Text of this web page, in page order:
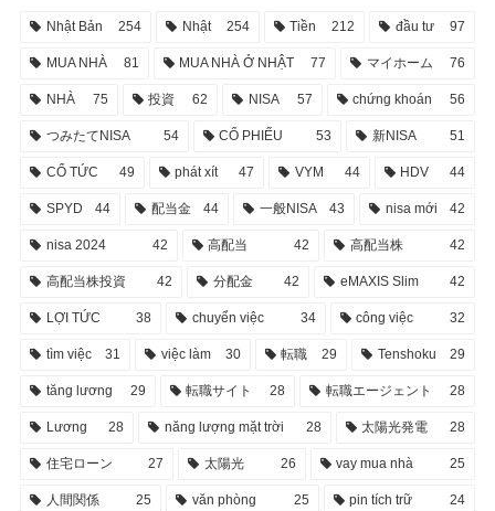
Nhật Bản 254 Nhật 254 Tiền 212 đầu tư 97
MUA NHÀ 81 MUA NHÀ Ở NHẬT 77 マイホーム 76
NHÀ 75 投資 62 NISA 57 chứng khoán 56
つみたてNISA 54 CỔ PHIẾU 53 新NISA 51
CỔ TỨC 49 phát xít 47 VYM 44 HDV 44
SPYD 44 配当金 44 一般NISA 43 nisa mới 42
nisa 2024 42 高配当 42 高配当株 42
高配当株投資 42 分配金 42 eMAXIS Slim 42
LỢI TỨC 38 chuyển việc 34 công việc 32
tìm việc 31 việc làm 30 転職 29 Tenshoku 29
tăng lương 29 転職サイト 28 転職エージェント 28
Lương 28 năng lượng mặt trời 28 太陽光発電 28
住宅ローン 27 太陽光 26 vay mua nhà 25
人間関係 25 văn phòng 25 pin tích trữ 24